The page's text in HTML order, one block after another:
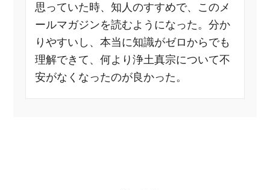
思っていた時、知人のすすめで、このメ
ールマガジンを読むようになった。分か
りやすいし、本当に知識がゼロからでも
理解できて、何より浄土真宗について不
安がなくなったのが良かった。